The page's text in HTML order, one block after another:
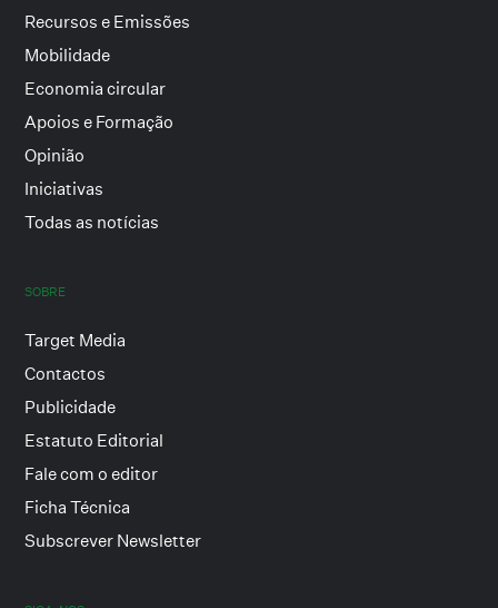
Recursos e Emissões
Mobilidade
Economia circular
Apoios e Formação
Opinião
Iniciativas
Todas as notícias
SOBRE
Target Media
Contactos
Publicidade
Estatuto Editorial
Fale com o editor
Ficha Técnica
Subscrever Newsletter